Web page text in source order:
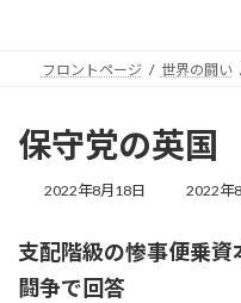
フロントページ 世界の闘い
保守党の英国
2022年8月18日
最
新
2022年
支配階級の惨事便乗
闘争で回答